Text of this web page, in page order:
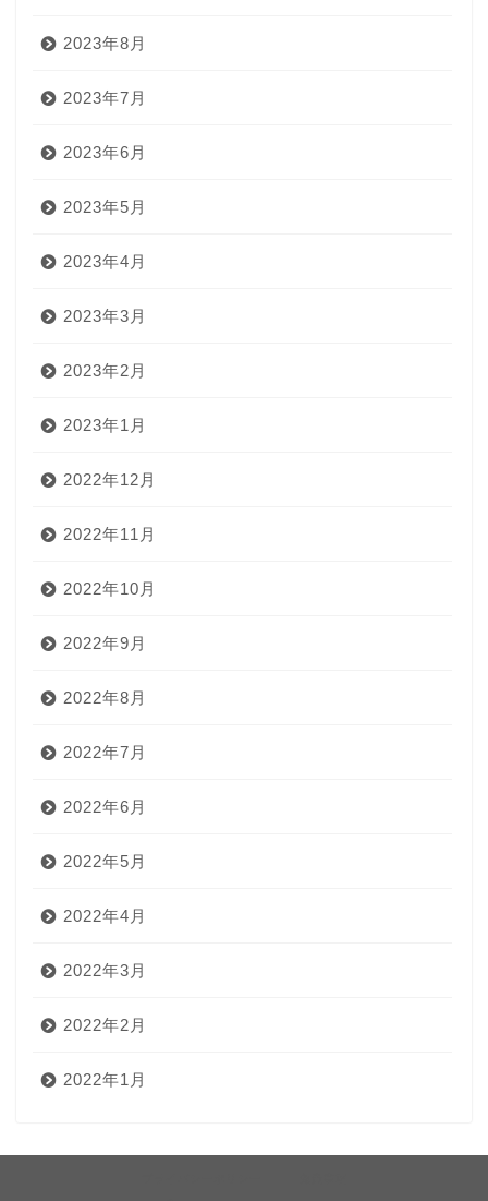
2023年8月
2023年7月
2023年6月
2023年5月
2023年4月
2023年3月
2023年2月
2023年1月
2022年12月
2022年11月
2022年10月
2022年9月
2022年8月
2022年7月
2022年6月
2022年5月
2022年4月
2022年3月
2022年2月
2022年1月